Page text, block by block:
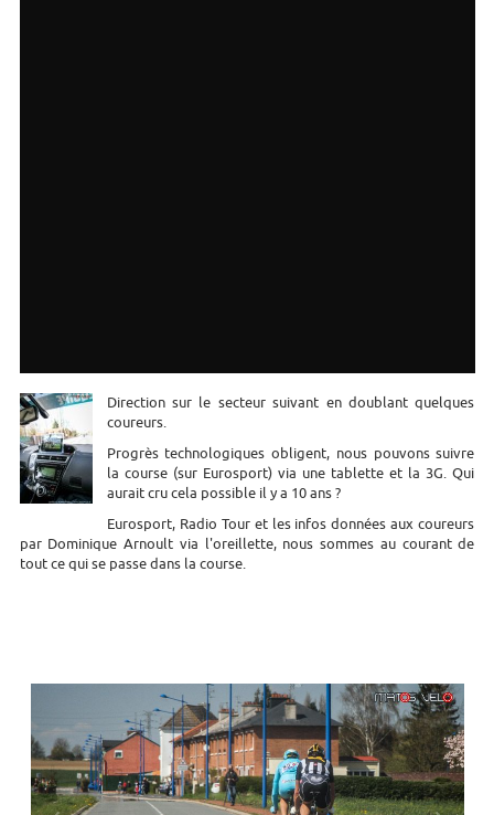
Direction sur le secteur suivant en doublant quelques
coureurs.
Progrès technologiques obligent, nous pouvons suivre
la course (sur Eurosport) via une tablette et la 3G. Qui
aurait cru cela possible il y a 10 ans ?
Eurosport, Radio Tour et les infos données aux coureurs
par Dominique Arnoult via l'oreillette, nous sommes au courant de
tout ce qui se passe dans la course.